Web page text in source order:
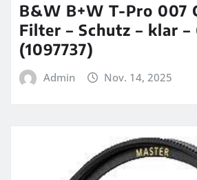
B&W B+W T-Pro 007
Filter – Schutz – klar –
(1097737)
Admin Nov. 14, 2025